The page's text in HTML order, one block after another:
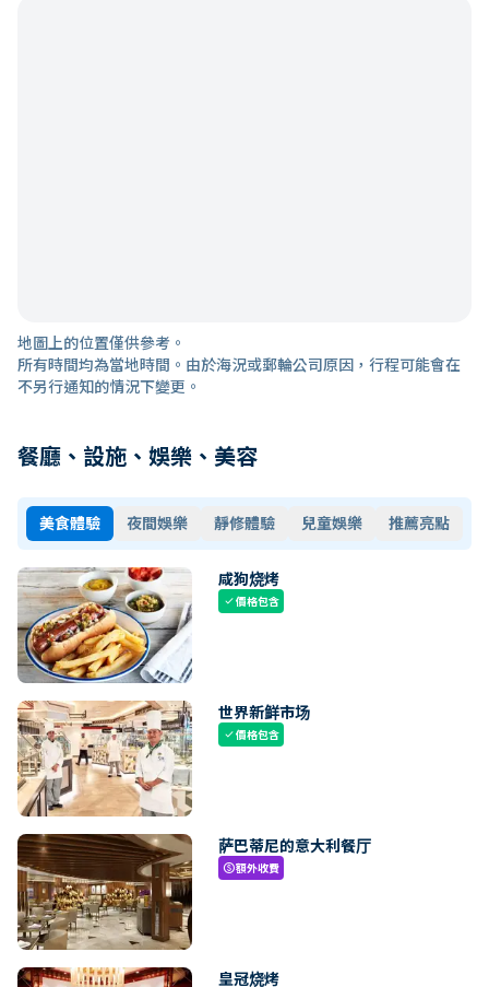
地圖上的位置僅供參考。
所有時間均為當地時間。由於海況或郵輪公司原因，行程可能會在
不另行通知的情況下變更。
餐廳、設施、娛樂、美容
美食體驗 夜間娛樂 靜修體驗 兒童娛樂 推薦亮點
咸狗烧烤
check價格包含
世界新鲜市场
check價格包含
萨巴蒂尼的意大利餐厅
paid額外收費
皇冠烧烤